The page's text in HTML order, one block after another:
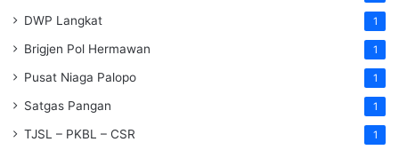
DWP Langkat 1
Brigjen Pol Hermawan 1
Pusat Niaga Palopo 1
Satgas Pangan 1
TJSL – PKBL – CSR 1